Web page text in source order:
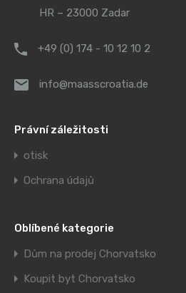
HR – 23000 Zadar
+49 (0) 174 - 10 12 10 2
info@maasscroatia.de
Právní záležitosti
otisk
Ochrana údajů
Oblíbené kategorie
Dům na prodej Chorvatsko
Koupit byt Chorvatsko